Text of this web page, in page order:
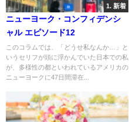
1. 新着
ニューヨーク・コンフィデンシ
ャル エピソード12
このコラムでは、「どうせ私なんか…」と
いうセリフが頭に浮かんでいた日本での私
が、多様性の都といわれているアメリカの
ニューヨークに47日間滞在...